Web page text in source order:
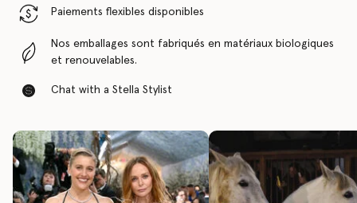
Paiements flexibles disponibles
Nos emballages sont fabriqués en matériaux biologiques
et renouvelables.
Chat with a Stella Stylist